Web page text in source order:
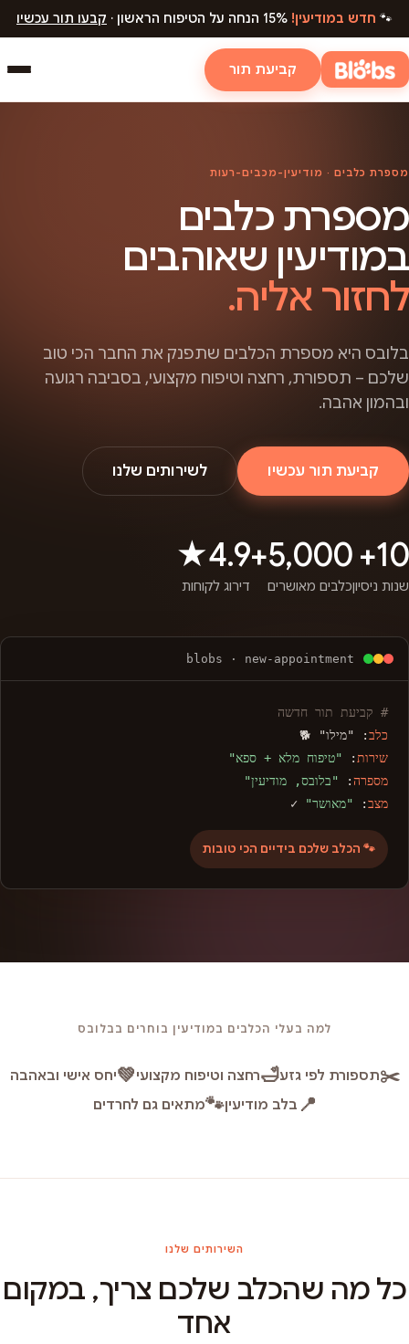
🐾 חדש במודיעין! קבעו תור עכשיו
קביעת תור
מספרת כלבים · מודיעין-מכבים-רעות
מספרת כלבים
במודיעין שאוהבים
לחזור אליה.
בלובס היא מספרת הכלבים שתפנק את החבר הכי טוב
שלכם – תספורת, רחצה וטיפוח מקצועי, בסביבה רגועה
ובהמון אהבה.
קביעת תור עכשיו לשירותים שלנו
10+
שנות ניסיון
5,000+
כלבים מאושרים
4.9★
דירוג לקוחות
blobs · new-appointment
# קביעת תור חדשה
כלב: "מילו" 🐕
שירות : "טיפוח מלא + ספא"
מספרה: "בלובס, מודיעין"
מצב: "מאושר" ✓
🐾 הכלב שלכם בידיים הכי טובות
למה בעלי הכלבים במודיעין בוחרים בבלובס
✂️תספורת לפי גזע🛁רחצה וטיפוח מקצועי💚יחס אישי ובאהבה
📍 בלב מודיעין🐾מתאים גם לחרדים
השירותים שלנו
כל מה שהכלב שלכם צריך, במקום
אחד